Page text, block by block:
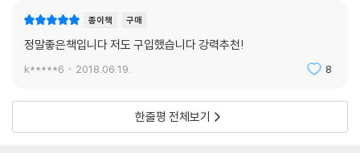
종이책 구매
정말좋은책입니다 저도 구입했습니다 강력추천!
k*****6 2018.06.19. 8
한줄평 전체보기